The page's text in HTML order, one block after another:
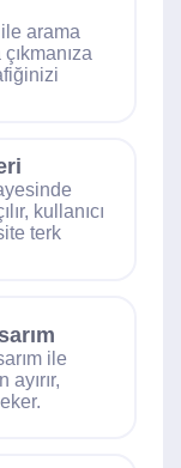
arama
kullanıcı
terk
ile
ayırır,